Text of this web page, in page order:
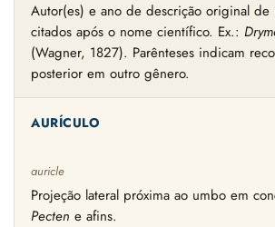
Autor(es) e ano de descrição original de
citados após o nome científico. Ex.:
(Wagner, 1827). Parênteses indicam
posterior em outro gênero.
AURÍCULO
auricle
Projeção lateral próxima ao umbo em
Pecten e afins.